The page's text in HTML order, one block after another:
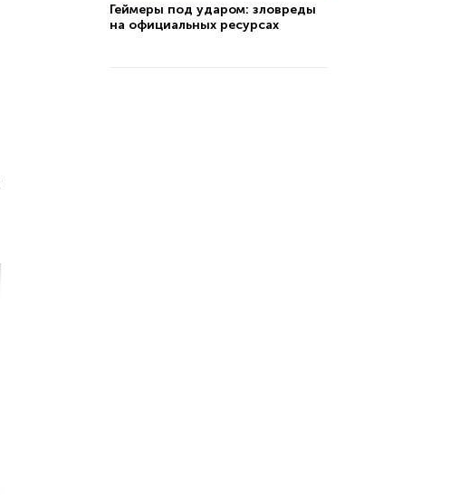
Геймеры под ударом: зловреды
на официальных ресурсах